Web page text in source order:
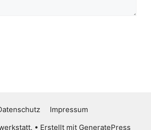
Impressum
• Erstellt mit GeneratePress